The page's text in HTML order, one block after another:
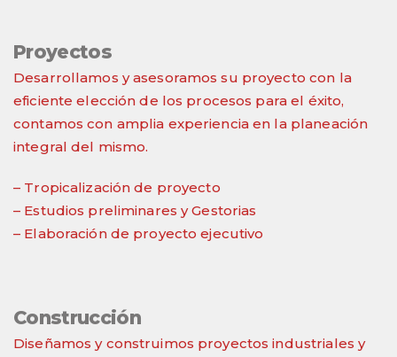
Proyectos
Desarrollamos y asesoramos su proyecto con la
eficiente elección de los procesos para el éxito,
contamos con amplia experiencia en la planeación
integral del mismo.
– Tropicalización de proyecto
– Estudios preliminares y Gestorias
– Elaboración de proyecto ejecutivo
Construcción
Diseñamos y construimos proyectos industriales y